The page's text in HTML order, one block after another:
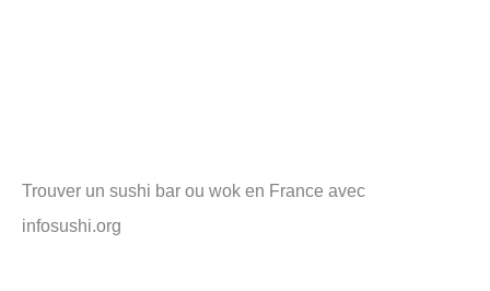
Trouver un sushi bar ou wok en France avec
infosushi.org